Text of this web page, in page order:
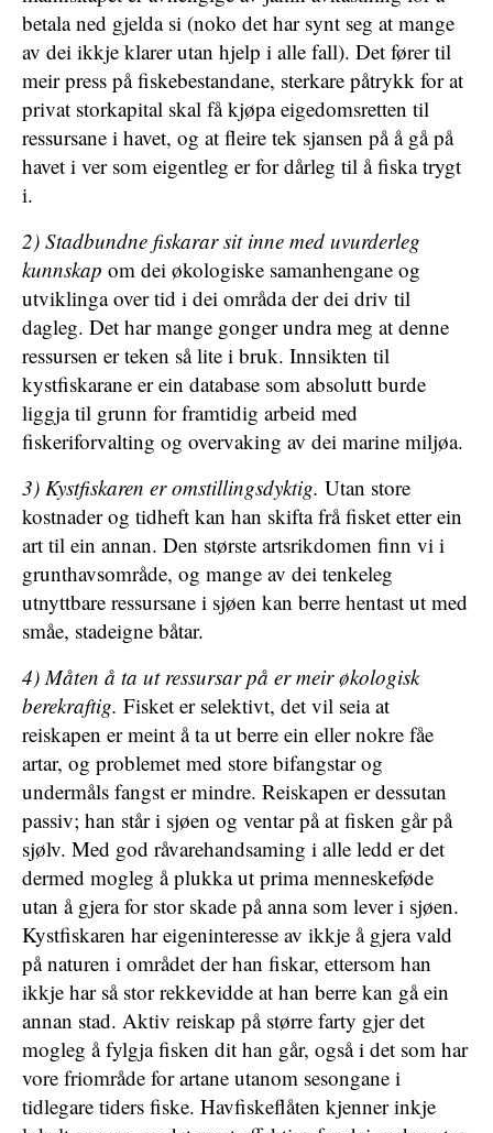
betala ned gjelda si (noko det har synt seg at mange
av dei ikkje klarer utan hjelp i alle fall). Det fører til
meir press på fiskebestandane, sterkare påtrykk for at
privat storkapital skal få kjøpa eigedomsretten til
ressursane i havet, og at fleire tek sjansen på å gå på
havet i ver som eigentleg er for dårleg til å fiska trygt
i.
2) Stadbundne fiskarar sit inne med uvurderleg
kunnskap om dei økologiske samanhengane og
utviklinga over tid i dei områda der dei driv til
dagleg. Det har mange gonger undra meg at denne
ressursen er teken så lite i bruk. Innsikten til
kystfiskarane er ein database som absolutt burde
liggja til grunn for framtidig arbeid med
fiskeriforvalting og overvaking av dei marine miljøa.
3) Kystfiskaren er omstillingsdyktig. Utan store
kostnader og tidheft kan han skifta frå fisket etter ein
art til ein annan. Den største artsrikdomen finn vi i
grunthavsområde, og mange av dei tenkeleg
utnyttbare ressursane i sjøen kan berre hentast ut med
småe, stadeigne båtar.
4) Måten å ta ut ressursar på er meir økologisk
berekraftig. Fisket er selektivt, det vil seia at
reiskapen er meint å ta ut berre ein eller nokre fåe
artar, og problemet med store bifangstar og
undermåls fangst er mindre. Reiskapen er dessutan
passiv; han står i sjøen og ventar på at fisken går på
sjølv. Med god råvarehandsaming i alle ledd er det
dermed mogleg å plukka ut prima menneskeføde
utan å gjera for stor skade på anna som lever i sjøen.
Kystfiskaren har eigeninteresse av ikkje å gjera vald
på naturen i området der han fiskar, ettersom han
ikkje har så stor rekkevidde at han berre kan gå ein
annan stad. Aktiv reiskap på større farty gjer det
mogleg å fylgja fisken dit han går, også i det som har
vore friområde for artane utanom sesongane i
tidlegare tiders fiske. Havfiskeflåten kjenner inkje